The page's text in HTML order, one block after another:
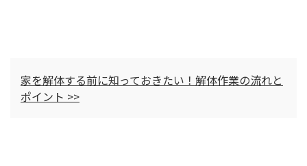
家を解体する前に知っておきたい！解体作業の流れと
ポイント >>